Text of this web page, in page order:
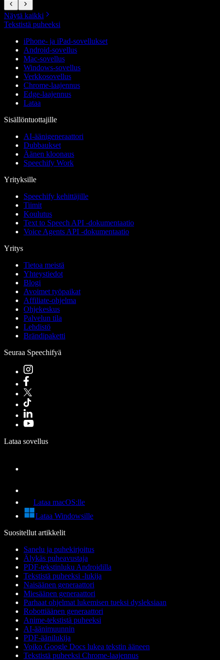
Näytä kaikki
Tekstistä puheeksi
iPhone- ja iPad-sovellukset
Android-sovellus
Mac-sovellus
Windows-sovellus
Verkkosovellus
Chrome-laajennus
Edge-laajennus
Lataa
Sisällöntuottajille
AI-äänigeneraattori
Dubbaukset
Äänen kloonaus
Speechify Work
Yrityksille
Speechify kehittäjille
Tiimit
Koulutus
Text to Speech API -dokumentaatio
Voice Agents API -dokumentaatio
Yritys
Tietoa meistä
Yhteystiedot
Blogi
Avoimet työpaikat
Affiliate-ohjelma
Ohjekeskus
Palvelun tila
Lehdistö
Brändipaketti
Seuraa Speechifyä
Lataa sovellus
Lataa macOS:lle
Lataa Windowsille
Suositellut artikkelit
Sanelu ja puhekirjoitus
Älykäs puheavustaja
PDF-tekstinluku Androidilla
Tekstistä puheeksi -lukija
Naisäänen generaattori
Miesäänen generaattori
Parhaat ohjelmat lukemisen tueksi dysleksiaan
Robottiäänen generaattori
Anime-tekstistä puheeksi
AI-äänimuunnin
PDF-äänilukija
Voiko Google Docs lukea tekstin ääneen
Tekstistä puheeksi Chrome-laajennus